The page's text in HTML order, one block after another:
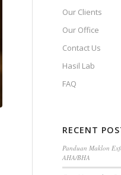
Our Clients
Our Office
Contact Us
Hasil Lab
FAQ
RECENT
Panduan Maklon
AHA/BHA